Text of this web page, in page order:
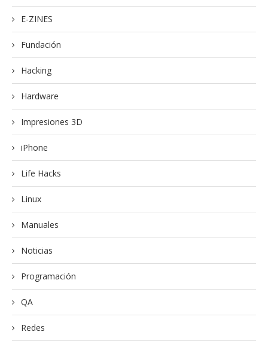
E-ZINES
Fundación
Hacking
Hardware
Impresiones 3D
iPhone
Life Hacks
Linux
Manuales
Noticias
Programación
QA
Redes